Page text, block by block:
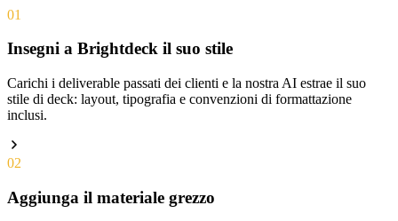
01
Insegni a Brightdeck il suo stile
Carichi i deliverable passati dei clienti e la nostra AI estrae il suo
stile di deck: layout, tipografia e convenzioni di formattazione
inclusi.
02
Aggiunga il materiale grezzo